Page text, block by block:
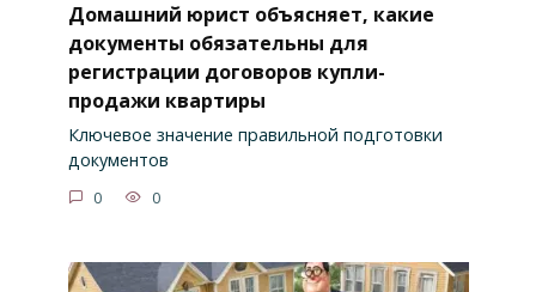
Домашний юрист объясняет, какие
документы обязательны для
регистрации договоров купли-
продажи квартиры
Ключевое значение правильной подготовки
документов
0 0